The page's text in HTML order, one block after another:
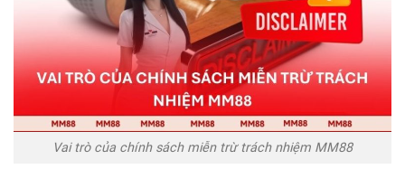
Vai trò của chính sách miễn trừ trách nhiệm MM88